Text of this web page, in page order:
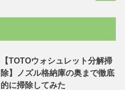
【TOTOウォシュレット分解掃
除】ノズル格納庫の奥まで徹底
的に掃除してみた